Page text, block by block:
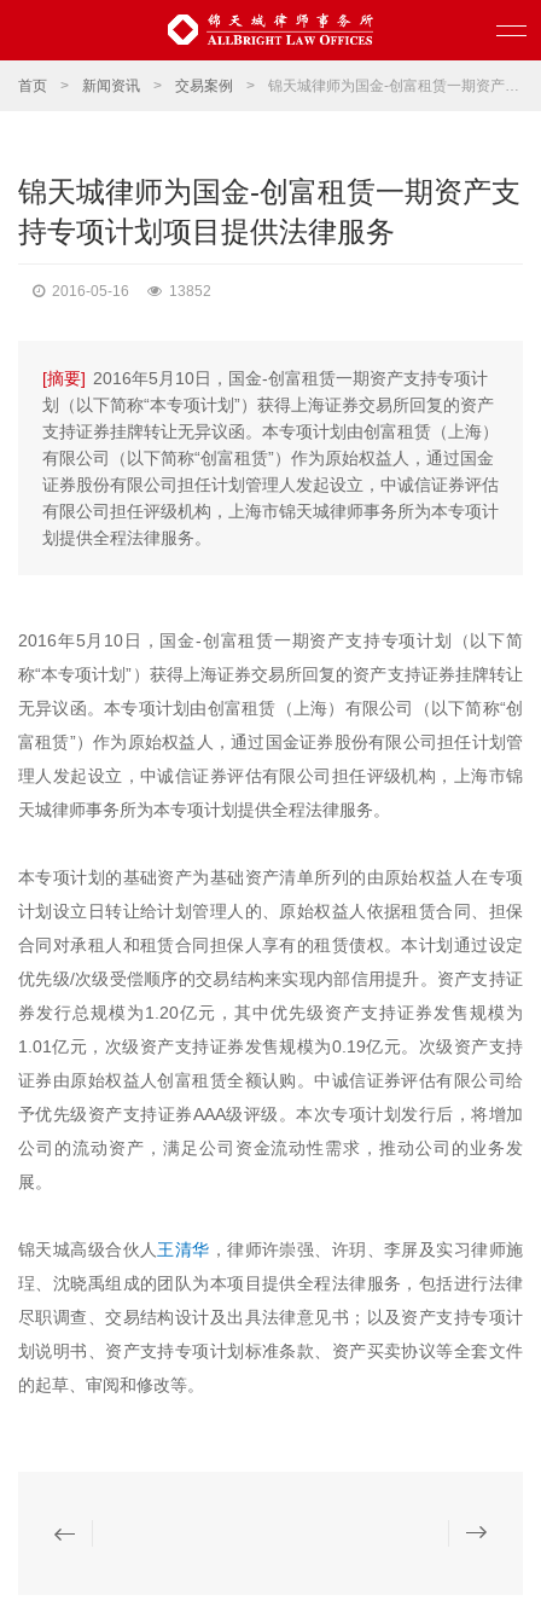
首页 > 新闻资讯 > 交易案例 > 锦天城律师为国金-创富租赁一期资产支持专项计划项目提供法律服务
锦天城律师为国金-创富租赁一期资产支
持专项计划项目提供法律服务
2016-05-16 13852
[摘要] 2016年5月10日，国金-创富租赁一期资产支持专项计
划（以下简称“本专项计划”）获得上海证券交易所回复的资产
支持证券挂牌转让无异议函。本专项计划由创富租赁（上海）
有限公司（以下简称“创富租赁”）作为原始权益人，通过国金
证券股份有限公司担任计划管理人发起设立，中诚信证券评估
有限公司担任评级机构，上海市锦天城律师事务所为本专项计
划提供全程法律服务。
2016年5月10日，国金-创富租赁一期资产支持专项计划（以下简
称“本专项计划”）获得上海证券交易所回复的资产支持证券挂牌转让
无异议函。本专项计划由创富租赁（上海）有限公司（以下简称“创
富租赁”）作为原始权益人，通过国金证券股份有限公司担任计划管
理人发起设立，中诚信证券评估有限公司担任评级机构，上海市锦
天城律师事务所为本专项计划提供全程法律服务。
本专项计划的基础资产为基础资产清单所列的由原始权益人在专项
计划设立日转让给计划管理人的、原始权益人依据租赁合同、担保
合同对承租人和租赁合同担保人享有的租赁债权。本计划通过设定
优先级/次级受偿顺序的交易结构来实现内部信用提升。资产支持证
券发行总规模为1.20亿元，其中优先级资产支持证券发售规模为
1.01亿元，次级资产支持证券发售规模为0.19亿元。次级资产支持
证券由原始权益人创富租赁全额认购。中诚信证券评估有限公司给
予优先级资产支持证券AAA级评级。本次专项计划发行后，将增加
公司的流动资产，满足公司资金流动性需求，推动公司的业务发
展。
锦天城高级合伙人 王清华 ，律师许崇强、许玥、李屏及实习律师施
珵、沈晓禹组成的团队为本项目提供全程法律服务，包括进行法律
尽职调查、交易结构设计及出具法律意见书；以及资产支持专项计
划说明书、资产支持专项计划标准条款、资产买卖协议等全套文件
的起草、审阅和修改等。